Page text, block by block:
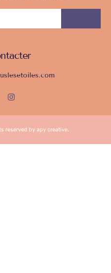
I
n
t
g
a
reserved by apy creative.